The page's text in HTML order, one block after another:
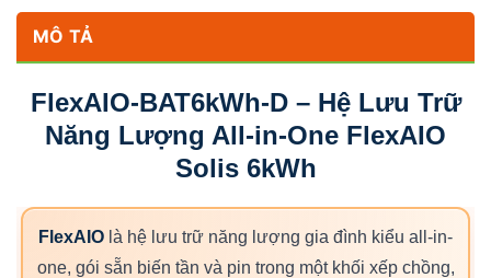
MÔ TẢ
FlexAIO-BAT6kWh-D – Hệ Lưu Trữ
Năng Lượng All-in-One FlexAIO
Solis 6kWh
FlexAIO là hệ lưu trữ năng lượng gia đình kiểu all-in-
one, gói sẵn biến tần và pin trong một khối xếp chồng,